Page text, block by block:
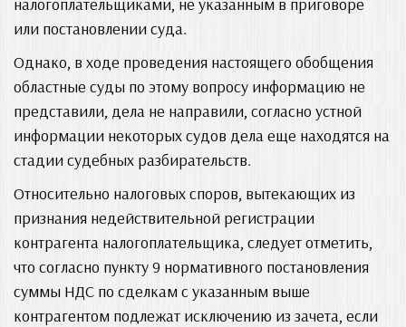
или постановлении суда.
Однако, в ходе проведения настоящего обобщения
областные суды по этому вопросу информацию не
представили, дела не направили, согласно устной
информации некоторых судов дела еще находятся на
стадии судебных разбирательств.
Относительно налоговых споров, вытекающих из
признания недействительной регистрации
контрагента налогоплательщика, следует отметить,
что согласно пункту 9 нормативного постановления
суммы НДС по сделкам с указанным выше
контрагентом подлежат исключению из зачета, если